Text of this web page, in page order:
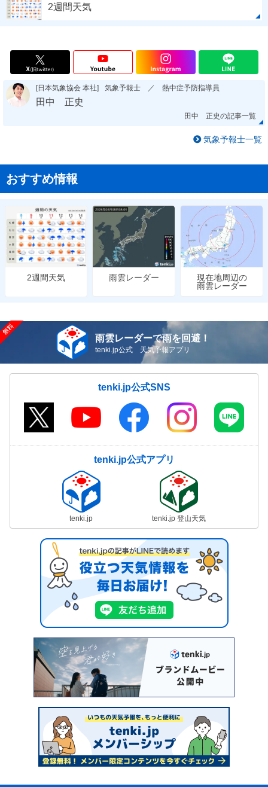
2週間天気
[日本気象協会 本社] 気象予報士 ／ 熱中症予防指導員
田中 正史
田中 正史の記事一覧
気象予報士一覧
おすすめ情報
2週間天気 雨雲レーダー
現在地周辺の
雨雲レーダー
雨雲レーダーで雨を回避！
tenki.jp公式 天気予報アプリ
tenki.jp公式SNS
tenki.jp公式アプリ
tenki.jp tenki.jp 登山天気